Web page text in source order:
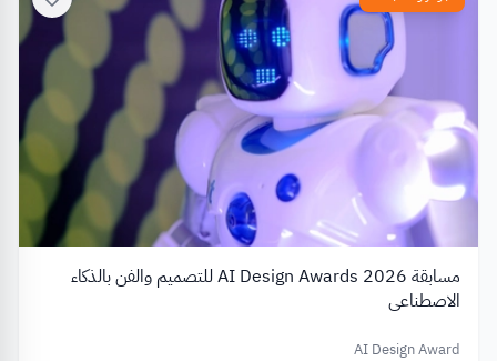
مسابقة AI Design Awards 2026 للتصميم والفن بالذكاء
الاصطناعي
AI Design Award